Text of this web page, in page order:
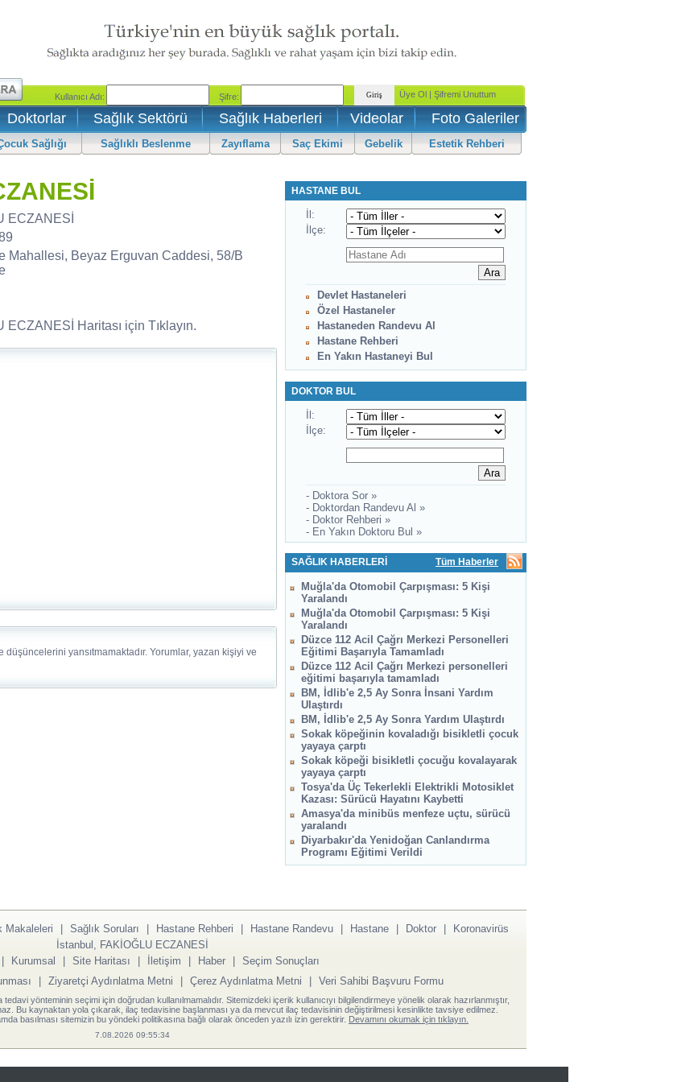
Doktorlar Sağlık Sektörü Sağlık Haberleri Videolar Foto Galeriler
Sağlığı Sağlıklı Beslenme Zayıflama Saç Ekimi Gebelik Estetik Rehberi
ECZANESİ
Mahallesi, Beyaz Erguvan Caddesi, 58/B
ECZANESİ Haritası için Tıklayın.
yansıtmamaktadır. Yorumlar, yazan kişiyi ve
HASTANE BUL
İl:
İlçe:
Devlet Hastaneleri
Özel Hastaneler
Hastaneden Randevu Al
Hastane Rehberi
En Yakın Hastaneyi Bul
DOKTOR BUL
İl:
İlçe:
- Doktora Sor »
- Doktordan Randevu Al »
- Doktor Rehberi »
- En Yakın Doktoru Bul »
SAĞLIK HABERLERİ Tüm Haberler
Muğla'da Otomobil Çarpışması: 5 Kişi
Yaralandı
Muğla'da Otomobil Çarpışması: 5 Kişi
Yaralandı
Düzce 112 Acil Çağrı Merkezi Personelleri
Eğitimi Başarıyla Tamamladı
Düzce 112 Acil Çağrı Merkezi personelleri
eğitimi başarıyla tamamladı
BM, İdlib'e 2,5 Ay Sonra İnsani Yardım
Ulaştırdı
BM, İdlib'e 2,5 Ay Sonra Yardım Ulaştırdı
Sokak köpeğinin kovaladığı bisikletli çocuk
yayaya çarptı
Sokak köpeği bisikletli çocuğu kovalayarak
yayaya çarptı
Tosya'da Üç Tekerlekli Elektrikli Motosiklet
Kazası: Sürücü Hayatını Kaybetti
Amasya'da minibüs menfeze uçtu, sürücü
yaralandı
Diyarbakır'da Yenidoğan Canlandırma
Programı Eğitimi Verildi
Makaleleri | Sağlık Soruları | Hastane Rehberi | Hastane Randevu | Hastane | Doktor |
Koronavirüs
İstanbul, FAKİOĞLU ECZANESİ
| Kurumsal | Site Haritası | İletişim | Haber | Seçim Sonuçları
| Ziyaretçi Aydınlatma Metni | Çerez Aydınlatma Metni | Veri Sahibi Başvuru Formu
yönteminin seçimi için doğrudan kullanılmamalıdır. Sitemizdeki içerik kullanıcıyı bilgilendirmeye yönelik olarak hazırlanmıştır,
Bu kaynaktan yola çıkarak, ilaç tedavisine başlanması ya da mevcut ilaç tedavisinin değiştirilmesi kesinlikte tavsiye edilmez.
basılması sitemizin bu yöndeki politikasına bağlı olarak önceden yazılı izin gerektirir. Devamını okumak için tıklayın.
7.08.2026 09:55:34